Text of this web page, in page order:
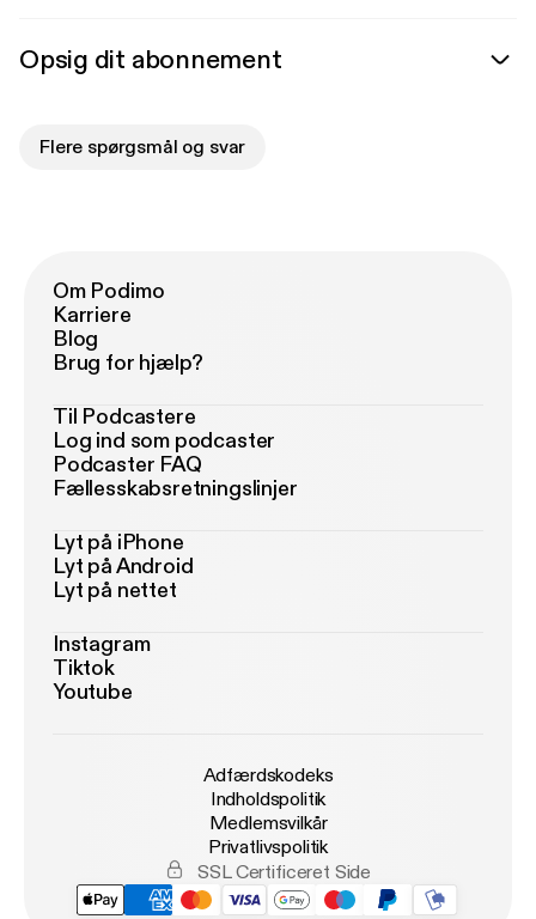
Opsig dit abonnement
Flere spørgsmål og svar
Om Podimo
Karriere
Blog
Brug for hjælp?
Til Podcastere
Log ind som podcaster
Podcaster FAQ
Fællesskabsretningslinjer
Lyt på iPhone
Lyt på Android
Lyt på nettet
Instagram
Tiktok
Youtube
Adfærdskodeks
Indholdspolitik
Medlemsvilkår
Privatlivspolitik
SSL Certificeret Side